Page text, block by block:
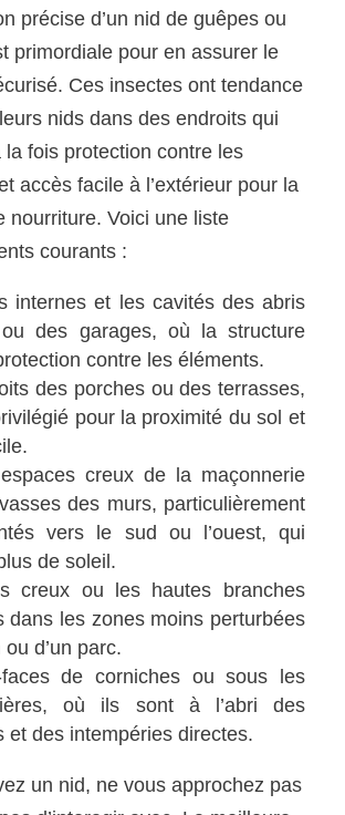
précise d’un nid de guêpes ou
primordiale pour en assurer le
Ces insectes ont tendance
nids dans des endroits qui
la fois protection contre les
accès facile à l’extérieur pour la
nourriture. Voici une liste
courants :
internes et les cavités des abris
des garages, où la structure
contre les éléments.
des porches ou des terrasses,
pour la proximité du sol et
creux de la maçonnerie
des murs, particulièrement
vers le sud ou l’ouest, qui
de soleil.
creux ou les hautes branches
dans les zones moins perturbées
ou d’un parc.
de corniches ou sous les
où ils sont à l’abri des
et des intempéries directes.
un nid, ne vous approchez pas